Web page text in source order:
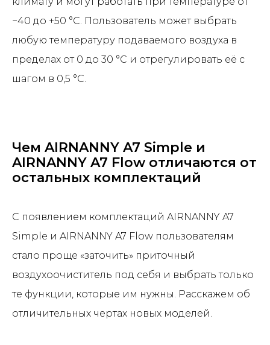
−40 до +50 °C. Пользователь может выбрать
любую температуру подаваемого воздуха в
пределах от 0 до 30 °C и отрегулировать её с
шагом в 0,5 °C.
Чем AIRNANNY A7 Simple и
AIRNANNY A7 Flow отличаются от
остальных комплектаций
С появлением комплектаций AIRNANNY A7
Simple и AIRNANNY A7 Flow пользователям
стало проще «заточить» приточный
воздухоочиститель под себя и выбрать только
те функции, которые им нужны. Расскажем об
отличительных чертах новых моделей.